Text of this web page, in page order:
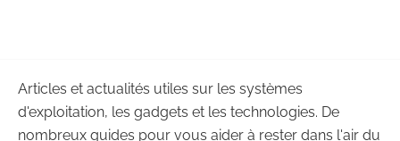
Articles et actualités utiles sur les systèmes
d'exploitation, les gadgets et les technologies. De
nombreux guides pour vous aider à rester dans l'air du